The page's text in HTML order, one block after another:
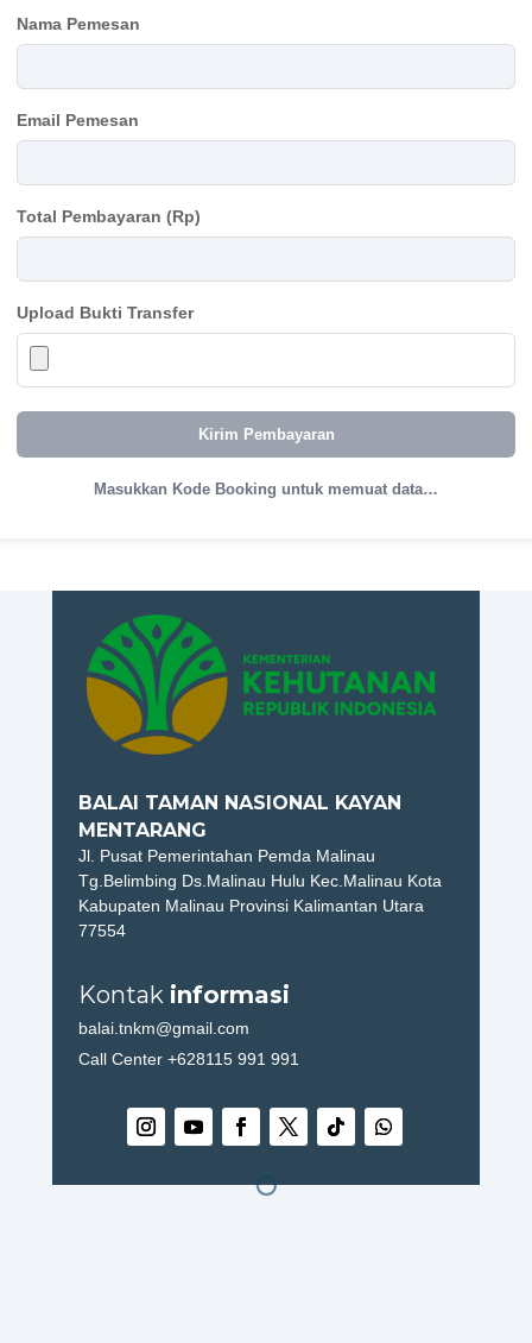
Nama Pemesan
Email Pemesan
Total Pembayaran (Rp)
Upload Bukti Transfer
Kirim Pembayaran
Masukkan Kode Booking untuk memuat data…
BALAI TAMAN NASIONAL KAYAN
MENTARANG
Jl. Pusat Pemerintahan Pemda Malinau
Tg.Belimbing Ds.Malinau Hulu Kec.Malinau Kota
Kabupaten Malinau Provinsi Kalimantan Utara
77554
Kontak informasi
balai.tnkm@gmail.com
Call Center +628115 991 991
[